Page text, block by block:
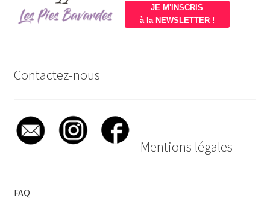
JE M'INSCRIS
à la NEWSLETTER !
Contactez-nous
Mentions légales
FAQ